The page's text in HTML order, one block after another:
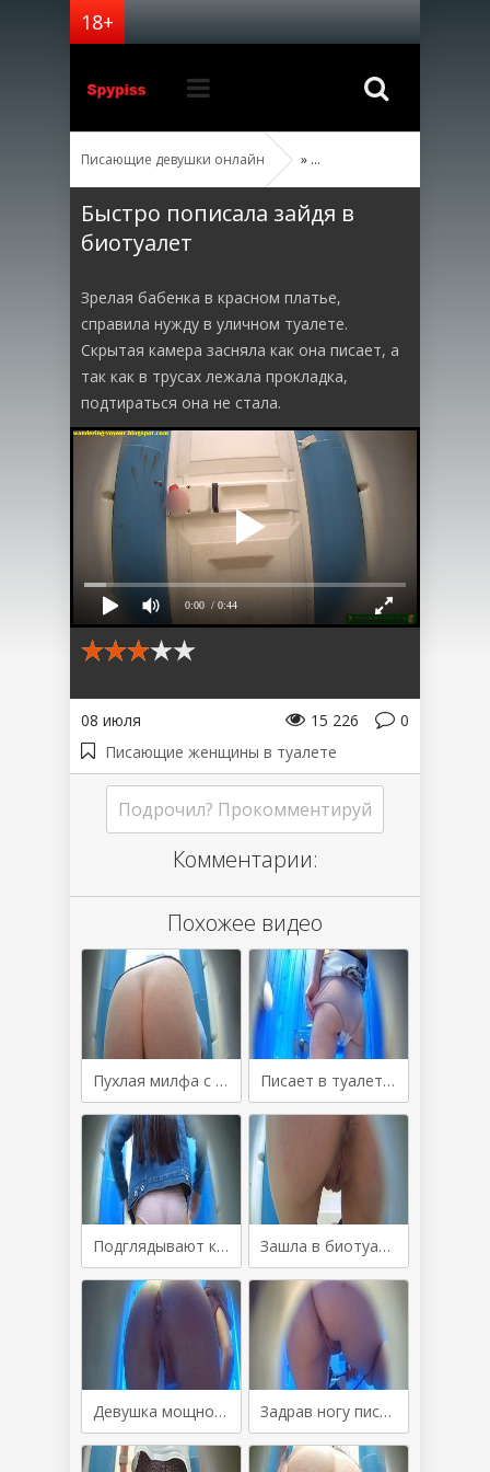
Писающие девушки онлайн »
Быстро пописала зайдя в
биотуалет
Зрелая бабенка в красном платье,
справила нужду в уличном туалете.
Скрытая камера засняла как она писает, а
так как в трусах лежала прокладка,
подтираться она не стала.
0:00 / 0:44
08 июля 0
15 226
Писающие женщины в туалете
Подрочил? Прокомментируй
Комментарии:
Похожее видео
Пухлая милфа с большой попой писает в уличном туалете Писает в туалете засветив киску перед камерой
Подглядывают как девушка писает в уличном сортире Зашла в биотуалет и быстро пописала
Девушка мощно ссыт в уличном сортире Задрав ногу писать удобнее